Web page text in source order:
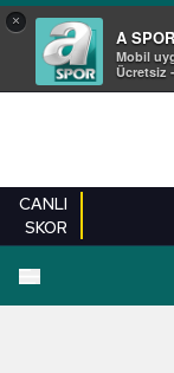
×
A SPOR
Mobil
Ücretsiz
CANLI
SKOR